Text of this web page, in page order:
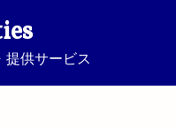
提供サービス